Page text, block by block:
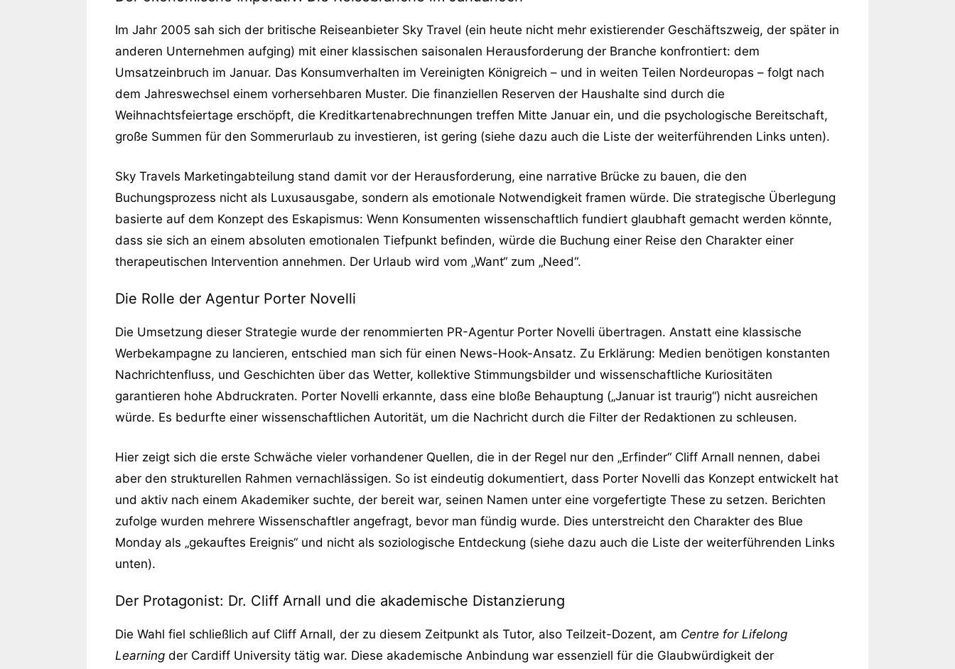
Im Jahr 2005 sah sich der britische Reiseanbieter Sky Travel (ein heute nicht mehr existierender Geschäftszweig, der später in
anderen Unternehmen aufging) mit einer klassischen saisonalen Herausforderung der Branche konfrontiert: dem
Umsatzeinbruch im Januar. Das Konsumverhalten im Vereinigten Königreich – und in weiten Teilen Nordeuropas – folgt nach
dem Jahreswechsel einem vorhersehbaren Muster. Die finanziellen Reserven der Haushalte sind durch die
Weihnachtsfeiertage erschöpft, die Kreditkartenabrechnungen treffen Mitte Januar ein, und die psychologische Bereitschaft,
große Summen für den Sommerurlaub zu investieren, ist gering (siehe dazu auch die Liste der weiterführenden Links unten).
Sky Travels Marketingabteilung stand damit vor der Herausforderung, eine narrative Brücke zu bauen, die den
Buchungsprozess nicht als Luxusausgabe, sondern als emotionale Notwendigkeit framen würde. Die strategische Überlegung
basierte auf dem Konzept des Eskapismus: Wenn Konsumenten wissenschaftlich fundiert glaubhaft gemacht werden könnte,
dass sie sich an einem absoluten emotionalen Tiefpunkt befinden, würde die Buchung einer Reise den Charakter einer
therapeutischen Intervention annehmen. Der Urlaub wird vom „Want“ zum „Need“.
Die Rolle der Agentur Porter Novelli
Die Umsetzung dieser Strategie wurde der renommierten PR-Agentur Porter Novelli übertragen. Anstatt eine klassische
Werbekampagne zu lancieren, entschied man sich für einen News-Hook-Ansatz. Zu Erklärung: Medien benötigen konstanten
Nachrichtenfluss, und Geschichten über das Wetter, kollektive Stimmungsbilder und wissenschaftliche Kuriositäten
garantieren hohe Abdruckraten. Porter Novelli erkannte, dass eine bloße Behauptung („Januar ist traurig“) nicht ausreichen
würde. Es bedurfte einer wissenschaftlichen Autorität, um die Nachricht durch die Filter der Redaktionen zu schleusen.
Hier zeigt sich die erste Schwäche vieler vorhandener Quellen, die in der Regel nur den „Erfinder“ Cliff Arnall nennen, dabei
aber den strukturellen Rahmen vernachlässigen. So ist eindeutig dokumentiert, dass Porter Novelli das Konzept entwickelt hat
und aktiv nach einem Akademiker suchte, der bereit war, seinen Namen unter eine vorgefertigte These zu setzen. Berichten
zufolge wurden mehrere Wissenschaftler angefragt, bevor man fündig wurde. Dies unterstreicht den Charakter des Blue
Monday als „gekauftes Ereignis“ und nicht als soziologische Entdeckung (siehe dazu auch die Liste der weiterführenden Links
unten).
Der Protagonist: Dr. Cliff Arnall und die akademische Distanzierung
Die Wahl fiel schließlich auf Cliff Arnall, der zu diesem Zeitpunkt als Tutor, also Teilzeit-Dozent, am Centre for Lifelong
Learning der Cardiff University tätig war. Diese akademische Anbindung war essenziell für die Glaubwürdigkeit der